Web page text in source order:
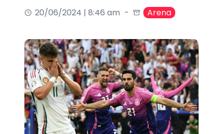
20/06/2024 | 8:46 am
Arena